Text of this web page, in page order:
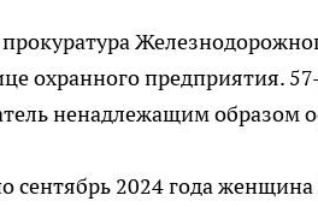
прокуратура
охранного предприятия.
ненадлежащим образом
сентябрь 2024 года